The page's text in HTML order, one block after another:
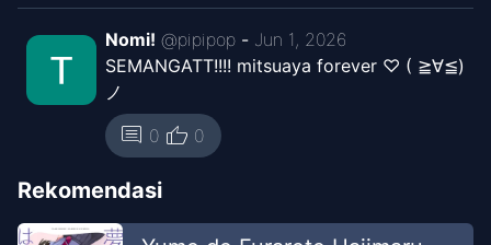
Chapter75-Koga-san dan "Onii-
san"
Unknown
Dec 24,
Perlu Ditakuti
Yuri Hunters
Nomi! @pipipop - Jun 1, 2026
SEMANGATT!!!! mitsuaya forever ♡ ( ≧∀≦)
ノ
comment 0 thumb_up 0
Rekomendasi